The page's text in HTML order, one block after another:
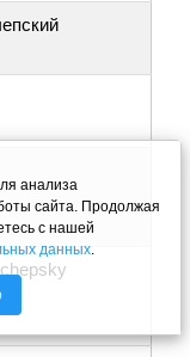
анализа
сайта. Продолжая
с нашей
данных.